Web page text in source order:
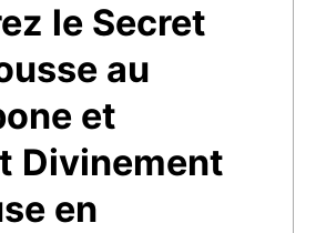
le Secret
au
et
Divinement
en